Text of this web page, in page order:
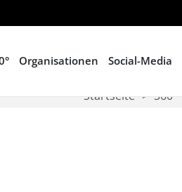
Organisationen Social-Media
Startseite 360°